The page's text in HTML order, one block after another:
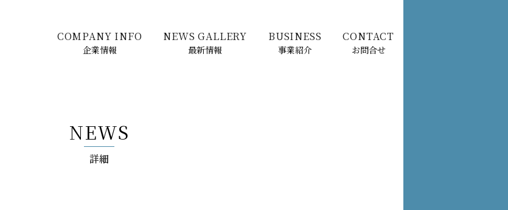
COMPANY INFO
企業情報
NEWS GALLERY
最新情報
BUSINESS
事業紹介
CONTACT
お問合せ
NEWS
詳細